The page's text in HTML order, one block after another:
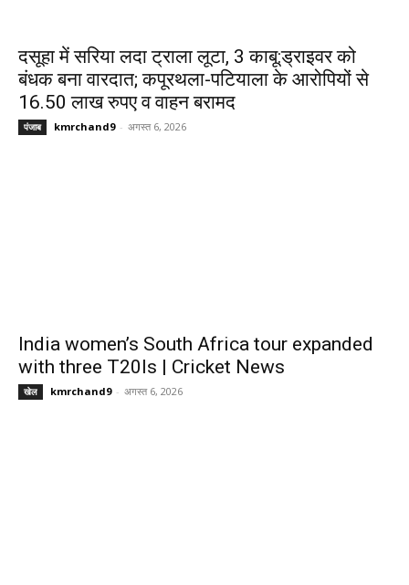
दसूहा में सरिया लदा ट्राला लूटा, 3 काबू:ड्राइवर को
बंधक बना वारदात; कपूरथला-पटियाला के आरोपियों से
16.50 लाख रुपए व वाहन बरामद
पंजाब kmrchand9 - अगस्त 6, 2026
India women’s South Africa tour expanded
with three T20Is | Cricket News
खेल kmrchand9 - अगस्त 6, 2026